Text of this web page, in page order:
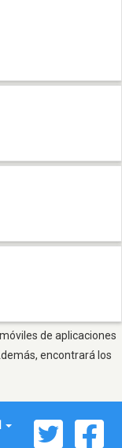
de aplicaciones
encontrará los